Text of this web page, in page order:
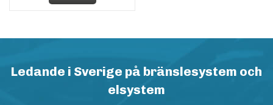
Ledande i Sverige på bränslesystem och
elsystem